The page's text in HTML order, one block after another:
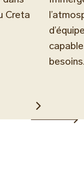
Creta